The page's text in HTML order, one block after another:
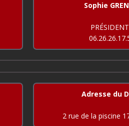
Sophie
Adresse du
2 rue de la piscine